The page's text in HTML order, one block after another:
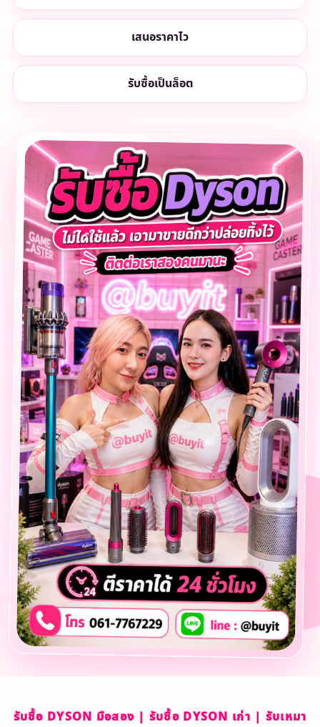
เสนอราคาไว
รับซื้อเป็นล็อต
รับซื้อ DYSON มือสอง | รับซื้อ DYSON เก่า | รับเหมา